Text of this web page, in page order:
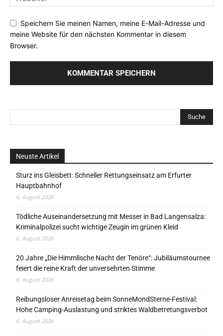
Speichern Sie meinen Namen, meine E-Mail-Adresse und
meine Website für den nächsten Kommentar in diesem
Browser.
Neuste Artikel
Sturz ins Gleisbett: Schneller Rettungseinsatz am Erfurter
Hauptbahnhof
6. August 2026
Tödliche Auseinandersetzung mit Messer in Bad Langensalza:
Kriminalpolizei sucht wichtige Zeugin im grünen Kleid
6. August 2026
20 Jahre „Die Himmlische Nacht der Tenöre“: Jubiläumstournee
feiert die reine Kraft der unversehrten Stimme
6. August 2026
Reibungsloser Anreisetag beim SonneMondSterne-Festival:
Hohe Camping-Auslastung und striktes Waldbetretungsverbot
6. August 2026